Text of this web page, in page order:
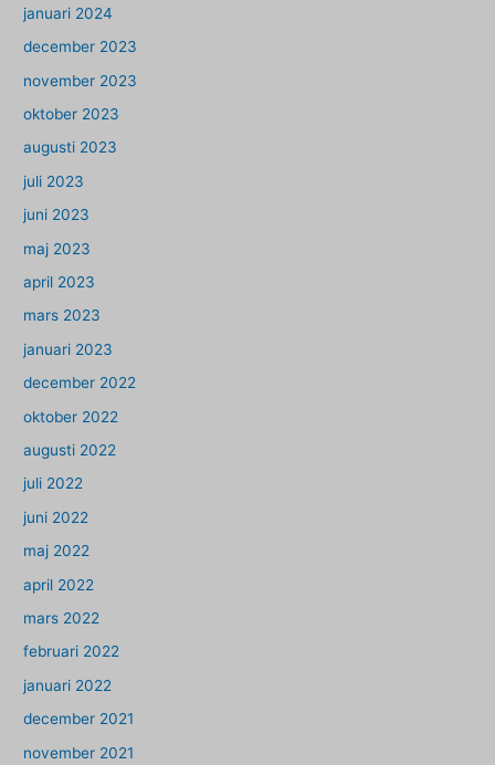
januari 2024
december 2023
november 2023
oktober 2023
augusti 2023
juli 2023
juni 2023
maj 2023
april 2023
mars 2023
januari 2023
december 2022
oktober 2022
augusti 2022
juli 2022
juni 2022
maj 2022
april 2022
mars 2022
februari 2022
januari 2022
december 2021
november 2021